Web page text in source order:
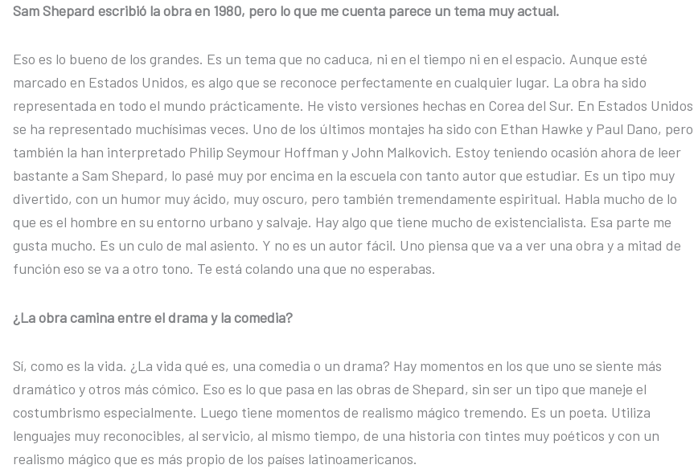
Sam Shepard escribió la obra en 1980, pero lo que me cuenta parece un tema muy actual.
Eso es lo bueno de los grandes. Es un tema que no caduca, ni en el tiempo ni en el espacio. Aunque esté
marcado en Estados Unidos, es algo que se reconoce perfectamente en cualquier lugar. La obra ha sido
representada en todo el mundo prácticamente. He visto versiones hechas en Corea del Sur. En Estados Unidos
se ha representado muchísimas veces. Uno de los últimos montajes ha sido con Ethan Hawke y Paul Dano, pero
también la han interpretado Philip Seymour Hoffman y John Malkovich. Estoy teniendo ocasión ahora de leer
bastante a Sam Shepard, lo pasé muy por encima en la escuela con tanto autor que estudiar. Es un tipo muy
divertido, con un humor muy ácido, muy oscuro, pero también tremendamente espiritual. Habla mucho de lo
que es el hombre en su entorno urbano y salvaje. Hay algo que tiene mucho de existencialista. Esa parte me
gusta mucho. Es un culo de mal asiento. Y no es un autor fácil. Uno piensa que va a ver una obra y a mitad de
función eso se va a otro tono. Te está colando una que no esperabas.
¿La obra camina entre el drama y la comedia?
Sí, como es la vida. ¿La vida qué es, una comedia o un drama? Hay momentos en los que uno se siente más
dramático y otros más cómico. Eso es lo que pasa en las obras de Shepard, sin ser un tipo que maneje el
costumbrismo especialmente. Luego tiene momentos de realismo mágico tremendo. Es un poeta. Utiliza
lenguajes muy reconocibles, al servicio, al mismo tiempo, de una historia con tintes muy poéticos y con un
realismo mágico que es más propio de los países latinoamericanos.